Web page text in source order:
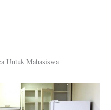
Untuk Mahasiswa